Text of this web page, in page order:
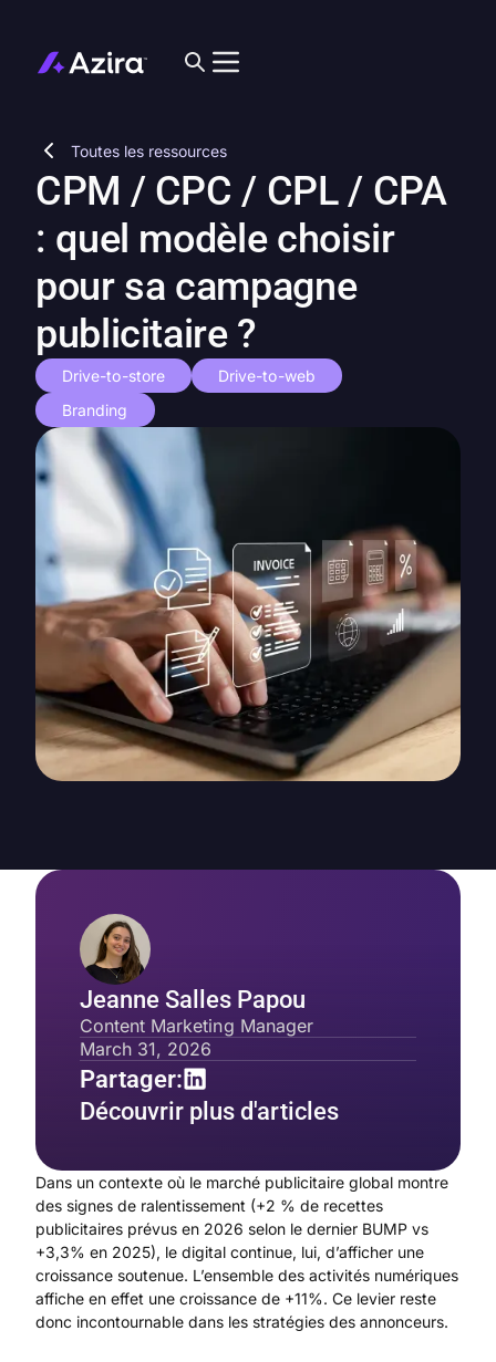
Toutes les ressources
CPM / CPC / CPL / CPA
: quel modèle choisir
pour sa campagne
publicitaire ?
Drive-to-store
Drive-to-web
Branding
Dans un contexte où le marché publicitaire global montre
des signes de ralentissement (+2 % de recettes
publicitaires prévus en 2026 selon le dernier BUMP vs
+3,3% en 2025), le digital continue, lui, d’afficher une
croissance soutenue. L’ensemble des activités numériques
affiche en effet une croissance de +11%. Ce levier reste
donc incontournable dans les stratégies des annonceurs.
Jeanne Salles Papou
Content Marketing Manager
March 31, 2026
Partager:
Découvrir plus d'articles